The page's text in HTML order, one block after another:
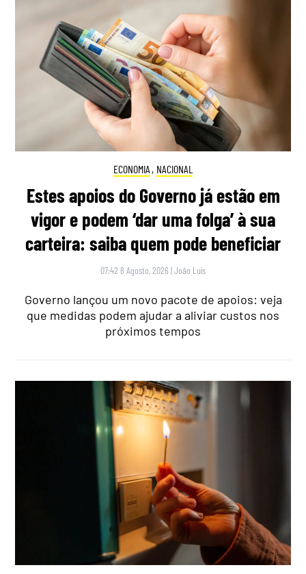
ECONOMIA , NACIONAL
Estes apoios do Governo já estão em
vigor e podem ‘dar uma folga’ à sua
carteira: saiba quem pode beneficiar
07:42 8 Agosto, 2026 |João Luís
Governo lançou um novo pacote de apoios: veja
que medidas podem ajudar a aliviar custos nos
próximos tempos